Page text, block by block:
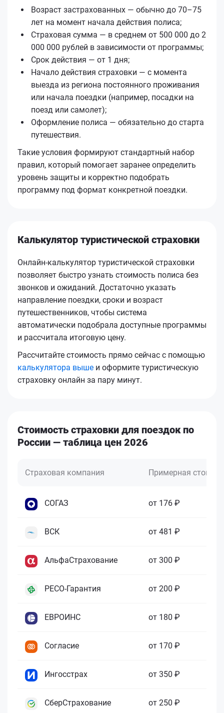
Возраст застрахованных — обычно до 70–75
лет на момент начала действия полиса;
Страховая сумма — в среднем от 500 000 до 2
000 000 рублей в зависимости от программы;
Срок действия — от 1 дня;
Начало действия страховки — с момента
выезда из региона постоянного проживания
или начала поездки (например, посадки на
поезд или самолет);
Оформление полиса — обязательно до старта
путешествия.
Такие условия формируют стандартный набор
правил, который помогает заранее определить
уровень защиты и корректно подобрать
программу под формат конкретной поездки.
Калькулятор туристической страховки
Онлайн-калькулятор туристической страховки
позволяет быстро узнать стоимость полиса без
звонков и ожиданий. Достаточно указать
направление поездки, сроки и возраст
путешественников, чтобы система
автоматически подобрала доступные программы
и рассчитала итоговую цену.
Рассчитайте стоимость прямо сейчас с помощью
калькулятора выше и оформите туристическую
страховку онлайн за пару минут.
Стоимость страховки для поездок по
России — таблица цен 2026
Страховая компания Примерная
СОГАЗ от 176 ₽
ВСК от 481 ₽
АльфаСтрахование от 300 ₽
РЕСО-Гарантия от 200 ₽
ЕВРОИНС от 180 ₽
Согласие от 170 ₽
Ингосстрах от 350 ₽
СберСтрахование от 250 ₽